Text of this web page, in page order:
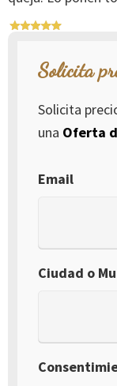
Solicita
Solicita
una Oferta
Email
Ciudad o